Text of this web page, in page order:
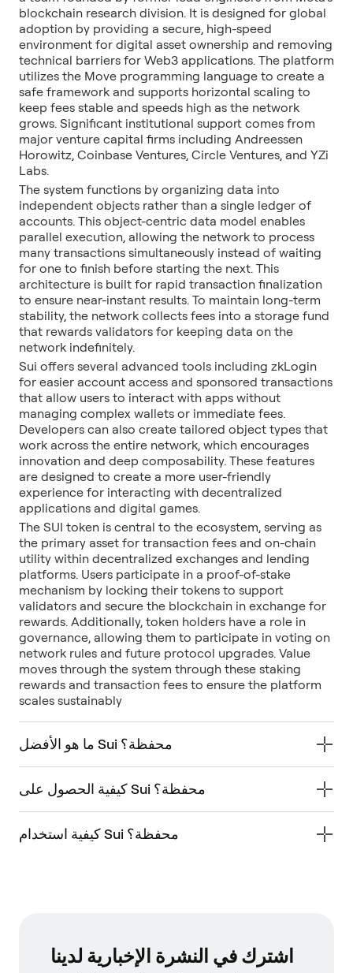
blockchain research division. It is designed for global
adoption by providing a secure, high-speed
environment for digital asset ownership and removing
technical barriers for Web3 applications. The platform
utilizes the Move programming language to create a
safe framework and supports horizontal scaling to
keep fees stable and speeds high as the network
grows. Significant institutional support comes from
major venture capital firms including Andreessen
Horowitz, Coinbase Ventures, Circle Ventures, and YZi
Labs.
The system functions by organizing data into
independent objects rather than a single ledger of
accounts. This object-centric data model enables
parallel execution, allowing the network to process
many transactions simultaneously instead of waiting
for one to finish before starting the next. This
architecture is built for rapid transaction finalization
to ensure near-instant results. To maintain long-term
stability, the network collects fees into a storage fund
that rewards validators for keeping data on the
network indefinitely.
Sui offers several advanced tools including zkLogin
for easier account access and sponsored transactions
that allow users to interact with apps without
managing complex wallets or immediate fees.
Developers can also create tailored object types that
work across the entire network, which encourages
innovation and deep composability. These features
are designed to create a more user-friendly
experience for interacting with decentralized
applications and digital games.
The SUI token is central to the ecosystem, serving as
the primary asset for transaction fees and on-chain
utility within decentralized exchanges and lending
platforms. Users participate in a proof-of-stake
mechanism by locking their tokens to support
validators and secure the blockchain in exchange for
rewards. Additionally, token holders have a role in
governance, allowing them to participate in voting on
network rules and future protocol upgrades. Value
moves through the system through these staking
rewards and transaction fees to ensure the platform
scales sustainably
ما هو الأفضل Sui محفظة؟
كيفية الحصول على Sui محفظة؟
كيفية استخدام Sui محفظة؟
اشترك في النشرة الإخبارية لدينا